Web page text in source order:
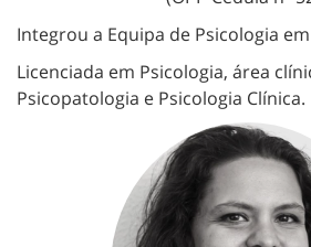
Integrou a Equipa de Psicologia
Licenciada em Psicologia, área
Psicopatologia e Psicologia Clínica.